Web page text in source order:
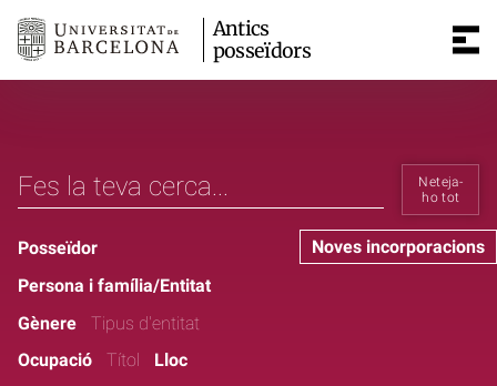
Antics
posseïdors
Neteja-
ho tot
Noves incorporacions
Posseïdor
Persona i família/Entitat
Gènere
Tipus d'entitat
Ocupació
Títol
Lloc